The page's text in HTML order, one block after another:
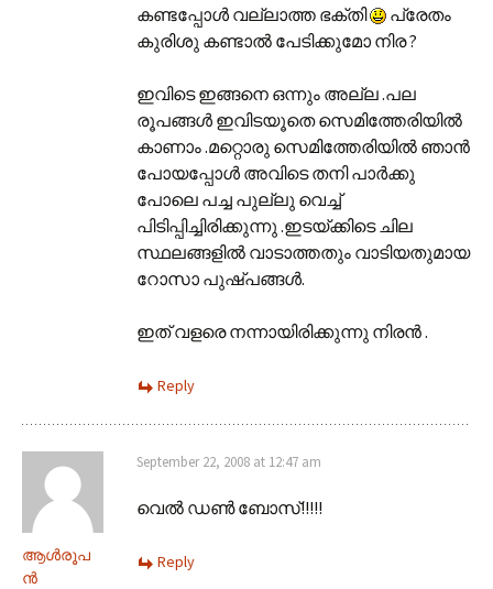
കണ്ടപ്പോള്‍ വല്ലാത്ത ഭക്തി
പ്രേതം
കുരിശു കണ്ടാല്‍ പേടിക്കുമോ നിര ?
ഇവിടെ ഇങ്ങനെ ഒന്നും അല്ല .പല
രൂപങ്ങള്‍ ഇവിടയൂതെ സെമിത്തേരിയില്‍
കാണാം .മറ്റൊരു സെമിത്തേരിയില്‍ ഞാന്‍
പോയപ്പോള്‍ അവിടെ തനി പാര്‍ക്കു
പോലെ പച്ച പുല്ലു വെച്ച്‌
പിടിപ്പിച്ചിരിക്കുന്നു .ഇടയ്ക്കിടെ ചില
സ്ഥലങ്ങളില്‍ വാടാത്തതും വാടിയതുമായ
റോസാ പുഷ്പങ്ങള്‍.
ഇത് വളരെ നന്നായിരിക്കുന്നു നിരന്‍ .
Reply
ആള്‍രൂപ
ന്‍
September 22, 2008 at 12:47 am
വെല്‍ ഡണ്‍ ബോസ്‌!!!!!
Reply